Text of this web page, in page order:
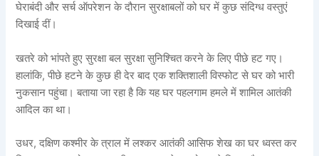
घेराबंदी और सर्च ऑपरेशन के दौरान सुरक्षाबलों को घर में कुछ संदिग्ध वस्तुएं
दिखाई दीं।
खतरे को भांपते हुए सुरक्षा बल सुरक्षा सुनिश्चित करने के लिए पीछे हट गए।
हालांकि, पीछे हटने के कुछ ही देर बाद एक शक्तिशाली विस्फोट से घर को भारी
नुकसान पहुंचा। बताया जा रहा है कि यह घर पहलगाम हमले में शामिल आतंकी
आदिल का था।
उधर, दक्षिण कश्मीर के त्राल में लश्कर आतंकी आसिफ शेख का घर ध्वस्त कर